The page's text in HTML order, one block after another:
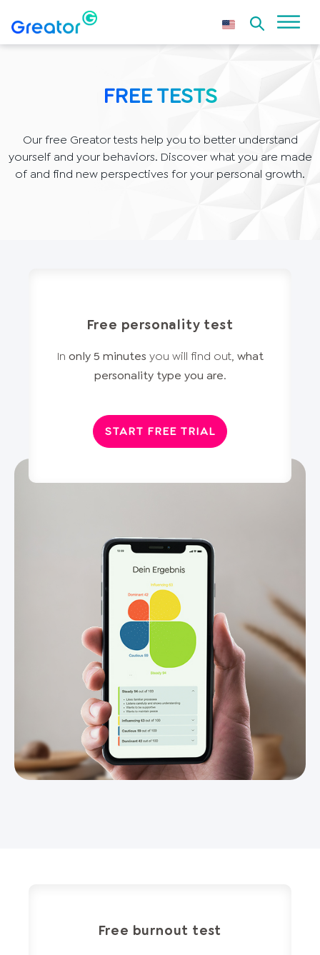
FREE TESTS
Our free Greator tests help you to better understand
yourself and your behaviors. Discover what you are made
of and find new perspectives for your personal growth.
Free personality test
In only 5 minutes you will find out, what
personality type you are.
START FREE TRIAL
Free burnout test